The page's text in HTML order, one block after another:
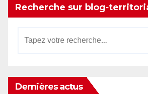
Recherche sur blog-
Dernières actus